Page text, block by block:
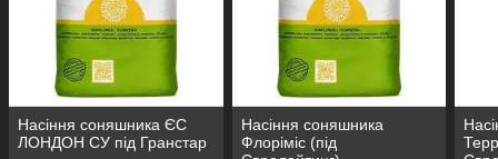
Насіння соняшника ЄС
ЛОНДОН СУ під Гранстар
Насіння соняшника
Флоріміс (під